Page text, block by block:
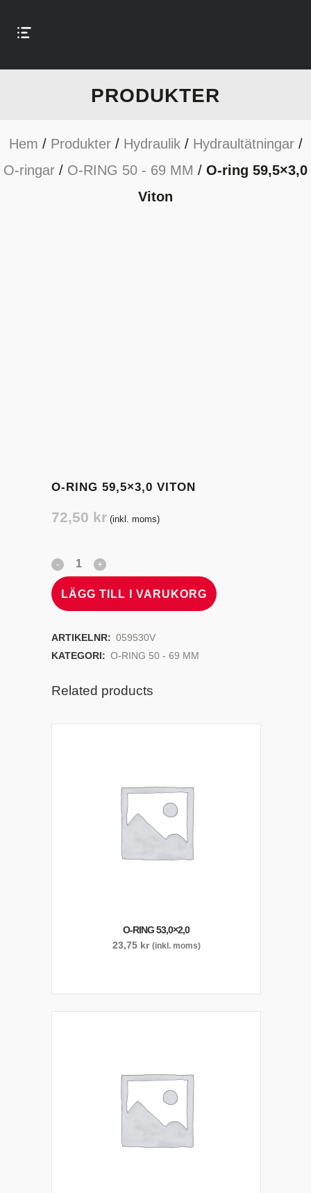
PRODUKTER
Hem / Produkter/ Hydraulik/ Hydraultätningar/
O-ringar / O-RING 50 - 69 MM / O-ring 59,5×3,0
Viton
O-RING 59,5×3,0 VITON
72,50 kr (inkl. moms)
LÄGG TILL I VARUKORG
ARTIKELNR: 059530V
KATEGORI: O-RING 50 - 69 MM
Related products
O-RING 53,0×2,0
23,75 kr (inkl. moms)